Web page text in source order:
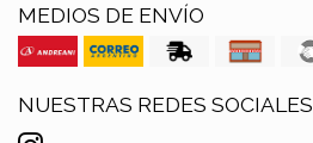
MEDIOS DE ENVÍO
NUESTRAS REDES SOCIALES